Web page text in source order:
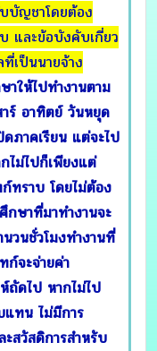
บัญชาโดยต้อง
และข้อบังคับเกี่ยว
เป็นนายจ้าง
าให้ไปทำงานตาม
าร์ อาทิตย์ วันหยุด
ภาคเรียน แต่จะไป
ไม่ไปก็เพียงแต่
ทราบ โดยไม่ต้อง
กษาที่มาทำงานจะ
วนชั่วโมงทำงานที่
ก์จะจ่ายค่า
ดไป หากไม่ไป
แทน ไม่มีการ
สวัสดิการสำหรับ